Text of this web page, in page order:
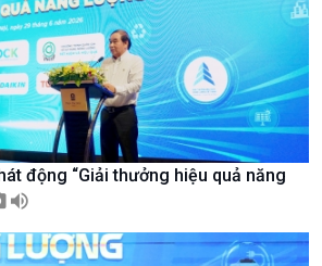
động “Giải thưởng hiệu quả năng